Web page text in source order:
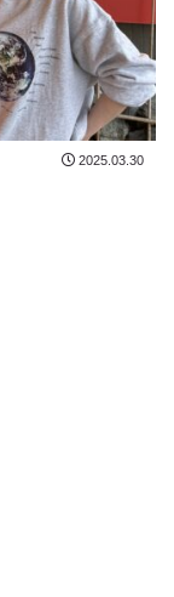
2025.03.30